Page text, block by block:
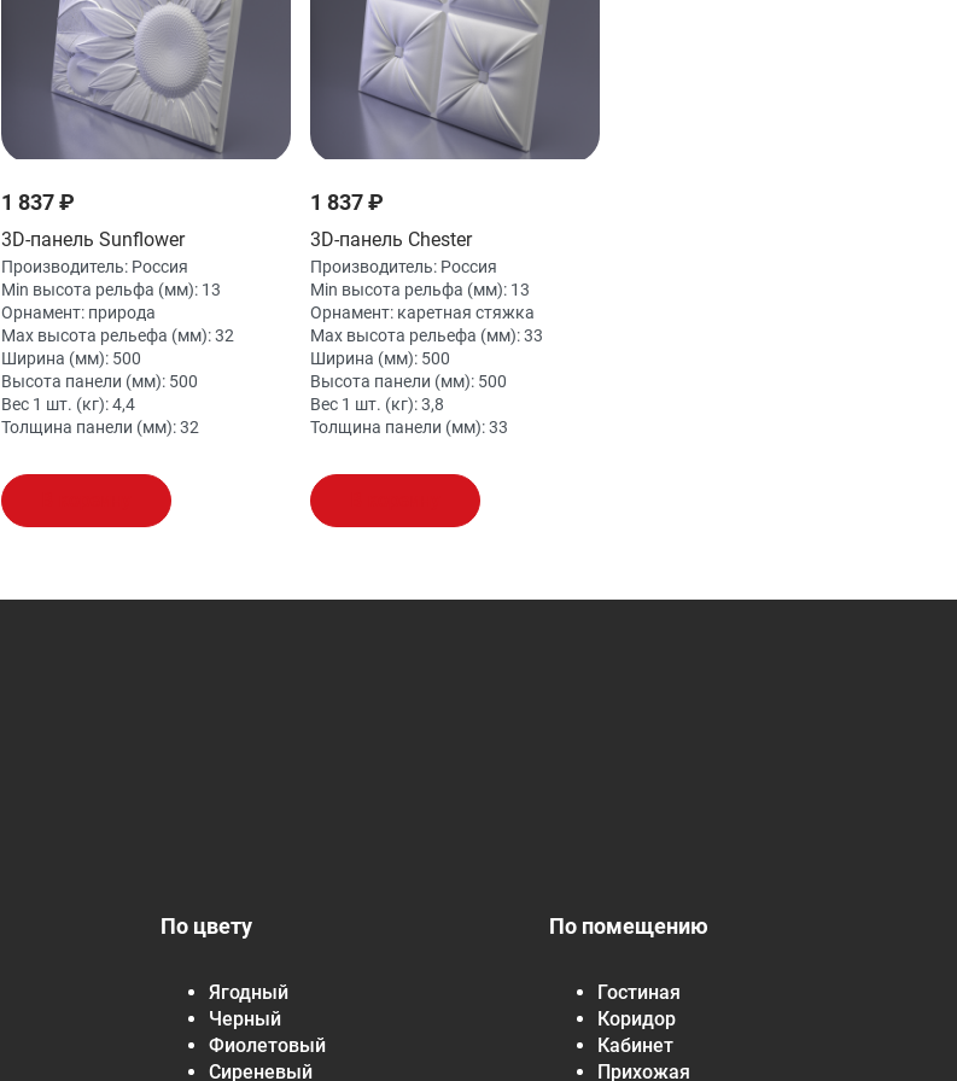
1 837 ₽
3D-панель Sunflower
Производитель: Россия
Min высота рельфа (мм): 13
Орнамент: природа
Max высота рельефа (мм):32
Ширина (мм): 500
Высота панели (мм): 500
Вес 1 шт. (кг):4,4
Толщина панели (мм):32
1 837 ₽
3D-панель Chester
Производитель: Россия
Min высота рельфа (мм): 13
Орнамент: каретная стяжка
Max высота рельефа (мм):33
Ширина (мм): 500
Высота панели (мм): 500
Вес 1 шт. (кг):3,8
Толщина панели (мм):33
По цвету
Ягодный
Черный
Фиолетовый
Сиреневый
По помещению
Гостиная
Коридор
Кабинет
Прихожая